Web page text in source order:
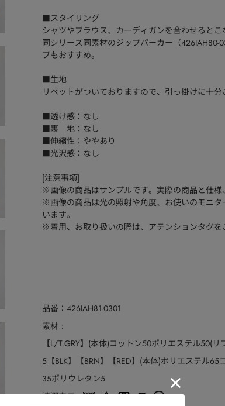
■スタイリング
シャツやブラウス、カーディガンを合わせるとこ
同シリーズ同素材のジップパーカー（426IAH80-
プもおすすめ。
■生地
リベットがついておりますので、引っ掛けに十分
■透け感：なし
■裏 地：なし
■伸縮性：ややあり
■光沢感：なし
[注意事項]
※画像の商品はサンプルです。実際の商品と仕様
※画像の商品は光の照射や角度、お使いのモニ
います。
※着用、お取り扱いの際は、アテンションタグを
品番 426IAH81-0301
素材
【L/T.GRY】(本体)コットン50ポリエステル50(
5【BLK】【BRN】【RED】(本体)ポリエステル
35ポリウレタン5
洗濯表示